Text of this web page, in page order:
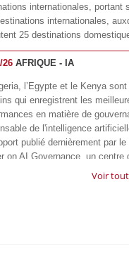
internationales, portant
internationales,
25 destinations
26 AFRIQUE - IA
l’Egypte et le Kenya
qui enregistrent les
en matière de
de l'intelligence
publié dernièrement par le
on AI Governance, un centre
en Afrique du Sud, qui œuvre à
mondiale. Alors que l’IA
Voir